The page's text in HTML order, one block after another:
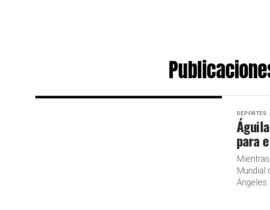
DEPORTES
para
Mundial
Ángeles